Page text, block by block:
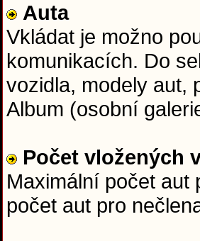
Auta
Vkládat je možno
komunikacích. Do
vozidla, modely aut,
Album (osobní
Počet vložených
Maximální počet aut
počet aut pro